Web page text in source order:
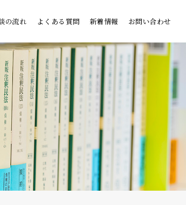
の流れ よくある質問 新着情報 お問い合わせ